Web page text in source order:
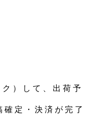
）して、出荷予
定・決済が完了